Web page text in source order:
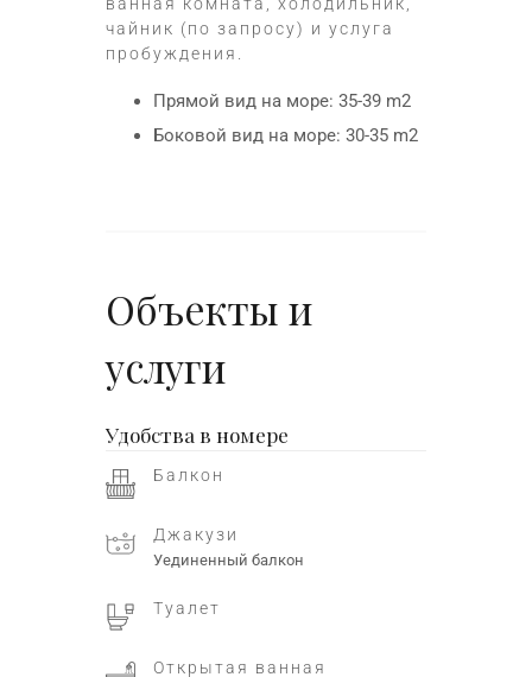
ванная комната, холодильник,
чайник (по запросу) и услуга
пробуждения.
Прямой вид на море: 35-39 m2
Боковой вид на море: 30-35 m2
Объекты и
услуги
Удобства в номере
Балкон
Джакузи
Уединенный балкон
Туалет
Открытая ванная